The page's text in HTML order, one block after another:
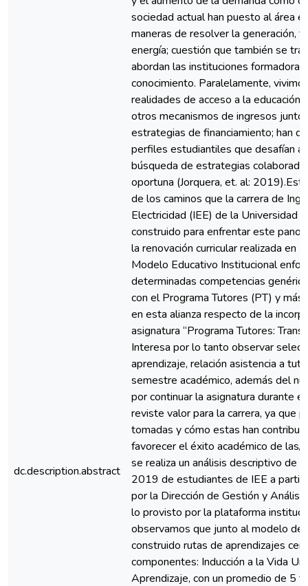
dc.description.abstract
sociedad actual han puesto al área
maneras de resolver la generación,
energía; cuestión que también se
abordan las instituciones
conocimiento. Paralelamente,
realidades de acceso a la educación
otros mecanismos de ingresos junto
estrategias de financiamiento; han
perfiles estudiantiles que desafían a
búsqueda de estrategias
oportuna (Jorquera, et. al:
de los caminos que la carrera de
Electricidad (IEE) de la Universidad
construido para enfrentar este
la renovación curricular realizada en
Modelo Educativo Institucional
determinadas competencias
con el Programa Tutores (PT) y
en esta alianza respecto de la
asignatura “Programa Tutores:
Interesa por lo tanto observar
aprendizaje, relación asistencia a
semestre académico, además del
por continuar la asignatura durante
reviste valor para la carrera, ya que
tomadas y cómo estas han
favorecer el éxito académico de las/
se realiza un análisis descriptivo de
2019 de estudiantes de IEE a partir
por la Dirección de Gestión y
lo provisto por la plataforma
observamos que junto al modelo de
construido rutas de aprendizajes
componentes: Inducción a la Vida
Aprendizaje, con un promedio de 5